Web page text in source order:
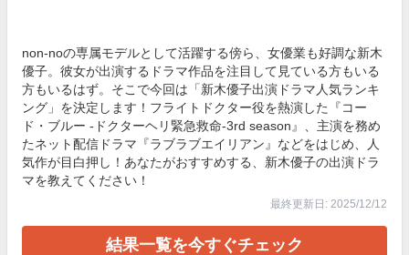
non-noの専属モデルとして活躍する傍ら、女優業も好調な新木
優子。彼女が出演するドラマ作品を注目して見ている方もいる
方もいるはず。そこで今回は「新木優子出演ドラマ人気ランキ
ング」を決定します！フライトドクター役を熱演した『コー
ド・ブルー -ドクターヘリ緊急救命-3rd season』、主演を務め
たネット配信ドラマ『ラブラブエイリアン』などをはじめ、人
気作が目白押し！あなたがおすすめする、新木優子の出演ドラ
マを教えてください！
最終更新日: 2025/12/12
結果一覧を今すぐチェック